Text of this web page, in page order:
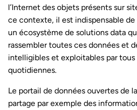
l’Internet des objets présents sur
ce contexte, il est indispensable de
un écosystème de solutions data
rassembler toutes ces données et
intelligibles et exploitables par tous
quotidiennes.
Le portail de données ouvertes de
partage par exemple des